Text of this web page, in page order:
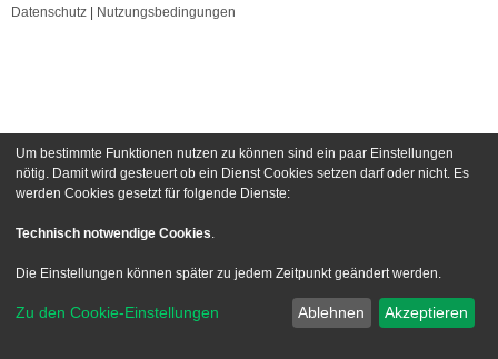
Datenschutz
Nutzungsbedingungen
Um bestimmte Funktionen nutzen zu können sind ein paar Einstellungen
nötig. Damit wird gesteuert ob ein Dienst Cookies setzen darf oder nicht. Es
werden Cookies gesetzt für folgende Dienste:
Technisch notwendige Cookies.
Die Einstellungen können später zu jedem Zeitpunkt geändert werden.
Zu den Cookie-Einstellungen Ablehnen Akzeptieren